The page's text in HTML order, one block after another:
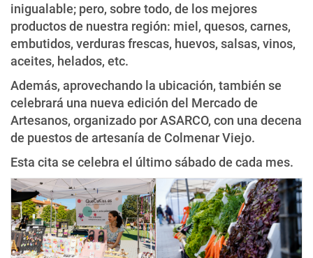
inigualable; pero, sobre todo, de los mejores
productos de nuestra región: miel, quesos, carnes,
embutidos, verduras frescas, huevos, salsas, vinos,
aceites, helados, etc.
Además, aprovechando la ubicación, también se
celebrará una nueva edición del Mercado de
Artesanos, organizado por ASARCO, con una decena
de puestos de artesanía de Colmenar Viejo.
Esta cita se celebra el último sábado de cada mes.